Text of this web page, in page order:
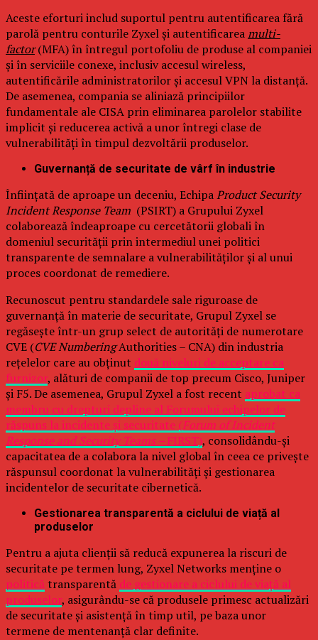
Aceste eforturi includ suportul pentru autentificarea fără
parolă pentru conturile Zyxel și autentificareamulti-
factor(MFA) în întregul portofoliu de produse al companiei
și în serviciile conexe, inclusiv accesul wireless,
autentificările administratorilor și accesul VPN la distanță.
De asemenea, compania se aliniază principiilor
fundamentale ale CISA prin eliminarea parolelor stabilite
implicit și reducerea activă a unor întregi clase de
vulnerabilități în timpul dezvoltării produselor.
Guvernanță de securitate de vârf în industrie
Înființată de aproape un deceniu, EchipaProduct Security
Incident Response Team (PSIRT) a Grupului Zyxel
colaborează îndeaproape cu cercetătorii globali în
domeniul securității prin intermediul unei politici
transparente de semnalare a vulnerabilităților și al unui
proces coordonat de remediere.
Recunoscut pentru standardele sale riguroase de
guvernanță în materie de securitate, Grupul Zyxel se
regăsește într-un grup select de autorități de numerotare
CVE (CVE NumberingAuthorities – CNA) din industria
rețelelor care au obținut două niveluri de acceptare ca
furnizor, alături de companii de top precum Cisco, Juniper
și F5. De asemenea, Grupul Zyxel a fost recent aprobat ca
membru cu drepturi depline al Forumului echipelor de
răspuns la incidente și securitate (Forum of Incident
Response and Security Teams –FIRST), consolidându-și
capacitatea de a colabora la nivel global în ceea ce privește
răspunsul coordonat la vulnerabilități și gestionarea
incidentelor de securitate cibernetică.
Gestionarea transparentă a ciclului de viață al
produselor
Pentru a ajuta clienții să reducă expunerea la riscuri de
securitate pe termen lung, Zyxel Networks menține o
politică transparentă de gestionare a ciclului de viață al
produselor, asigurându-se că produsele primesc actualizări
de securitate și asistență în timp util, pe baza unor
termene de mentenanță clar definite.